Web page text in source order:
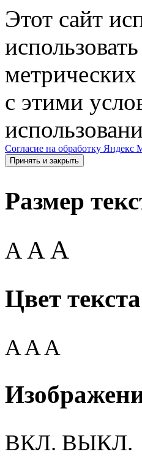
Этот сайт
с этими
Согласие на обработку Яндекс
Принять и закрыть
Размер
A AA
Цвет
AAA
ВКЛ. ВЫКЛ.